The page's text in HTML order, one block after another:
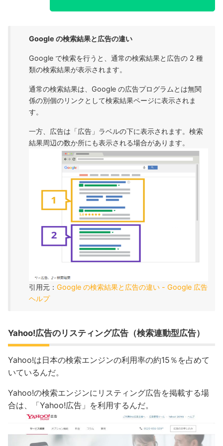
Google の検索結果と広告の違い
Google で検索を行うと、通常の検索結果と広告の 2 種
類の検索結果が表示されます。
通常の検索結果は、Google の広告プログラムとは無関
係の別個のリンクとして検索結果ページに表示されま
す。
一方、広告は「広告」ラベルの下に表示されます。検索
結果周辺の数か所にも表示される場合があります。
引用元：Google の検索結果と広告の違い - Google 広告
ヘルプ
Yahoo!広告のリスティング広告（検索連動型広告）
Yahoo!は日本の検索エンジンの利用率の約15％を占めて
いているんだ。
Yahoo!の検索エンジンにリスティング広告を掲載する場
合は、「Yahoo!広告」を利用するんだ。